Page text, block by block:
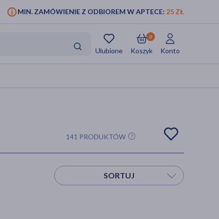
MIN. ZAMÓWIENIE Z ODBIOREM W APTECE: 25 ZŁ
Ulubione Koszyk
0
Konto
141 PRODUKTÓW
SORTUJ